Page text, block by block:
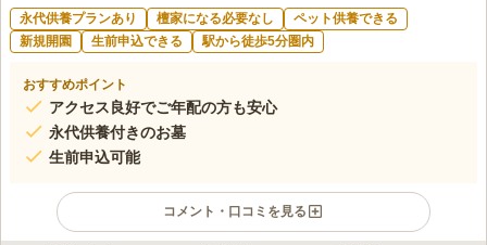
永代供養プランあり 檀家になる必要なし
ペット供養できる
新規開園
生前申込できる 駅から徒歩5分圏内
おすすめポイント
アクセス良好でご年配の方も安心
永代供養付きのお墓
生前申込可能
コメント・口コミを見る